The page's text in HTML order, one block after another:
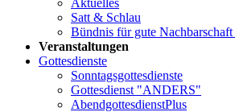
Aktuelles
Satt & Schlau
Bündnis für gute
Veranstaltungen
Gottesdienste
Sonntagsgottesdienste
Gottesdienst "ANDERS"
AbendgottesdienstPlus